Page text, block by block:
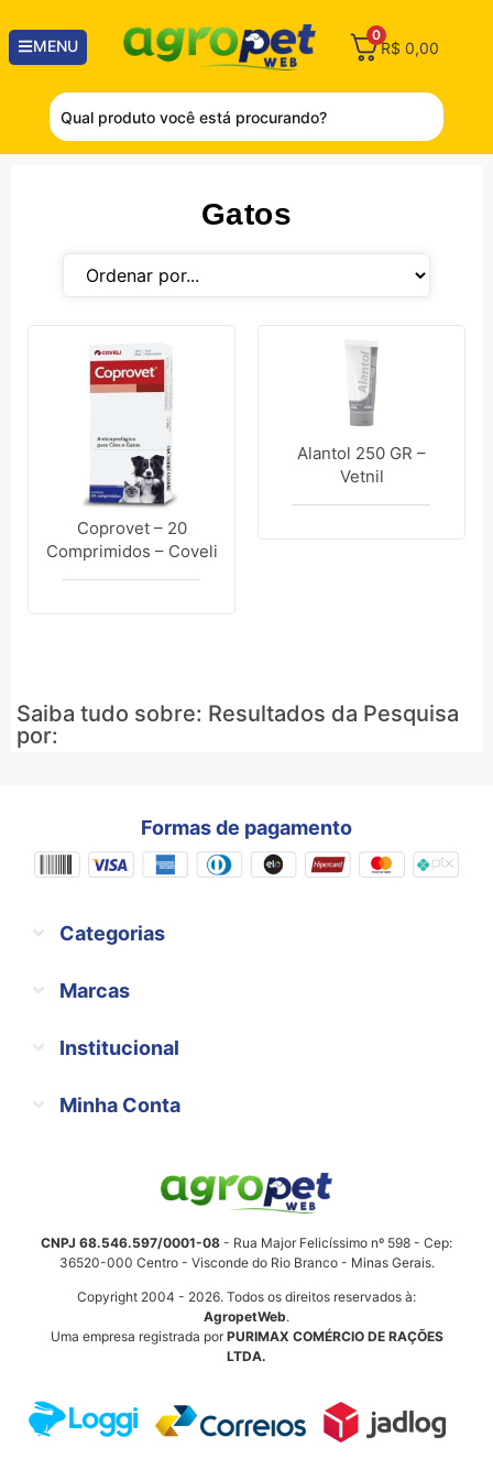
MENU
0
R$ 0,00
Gatos
Coprovet – 20
Comprimidos – Coveli
Alantol 250 GR –
Vetnil
Saiba tudo sobre: Resultados da Pesquisa
por:
Formas de pagamento
Categorias
Marcas
Institucional
Minha Conta
CNPJ 68.546.597/0001-08 - Rua Major Felicíssimo nº 598 - Cep:
36520-000 Centro - Visconde do Rio Branco - Minas Gerais.
Copyright 2004 - 2026. Todos os direitos reservados à:
AgropetWeb.
Uma empresa registrada porPURIMAX COMÉRCIO DE RAÇÕES
LTDA.